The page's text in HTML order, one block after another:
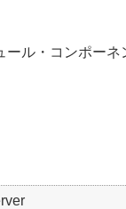
ル・コンポーネ